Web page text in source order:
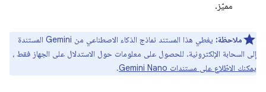
مميّز.
ملاحظة:
يغطي هذا المستند نماذج الذكاء الاصطناعي من Gemini المستندة
إلى السحابة الإلكترونية. للحصول على معلومات حول الاستدلال على الجهاز فقط ،
يمكنك الاطّلاع على مستندات Gemini Nano
.